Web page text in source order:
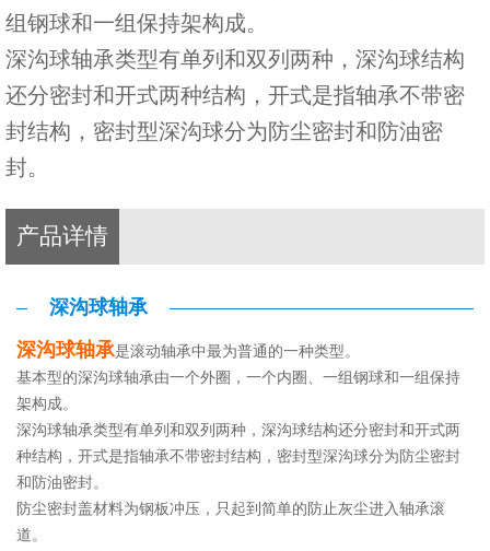
组钢球和一组保持架构成。
深沟球轴承类型有单列和双列两种，深沟球结构
还分密封和开式两种结构，开式是指轴承不带密
封结构，密封型深沟球分为防尘密封和防油密
封。
产品详情
深沟球轴承
深沟球轴承是滚动轴承中最为普通的一种类型。
基本型的深沟球轴承由一个外圈，一个内圈、一组钢球和一组保持
架构成。
深沟球轴承类型有单列和双列两种，深沟球结构还分密封和开式两
种结构，开式是指轴承不带密封结构，密封型深沟球分为防尘密封
和防油密封。
防尘密封盖材料为钢板冲压，只起到简单的防止灰尘进入轴承滚
道。